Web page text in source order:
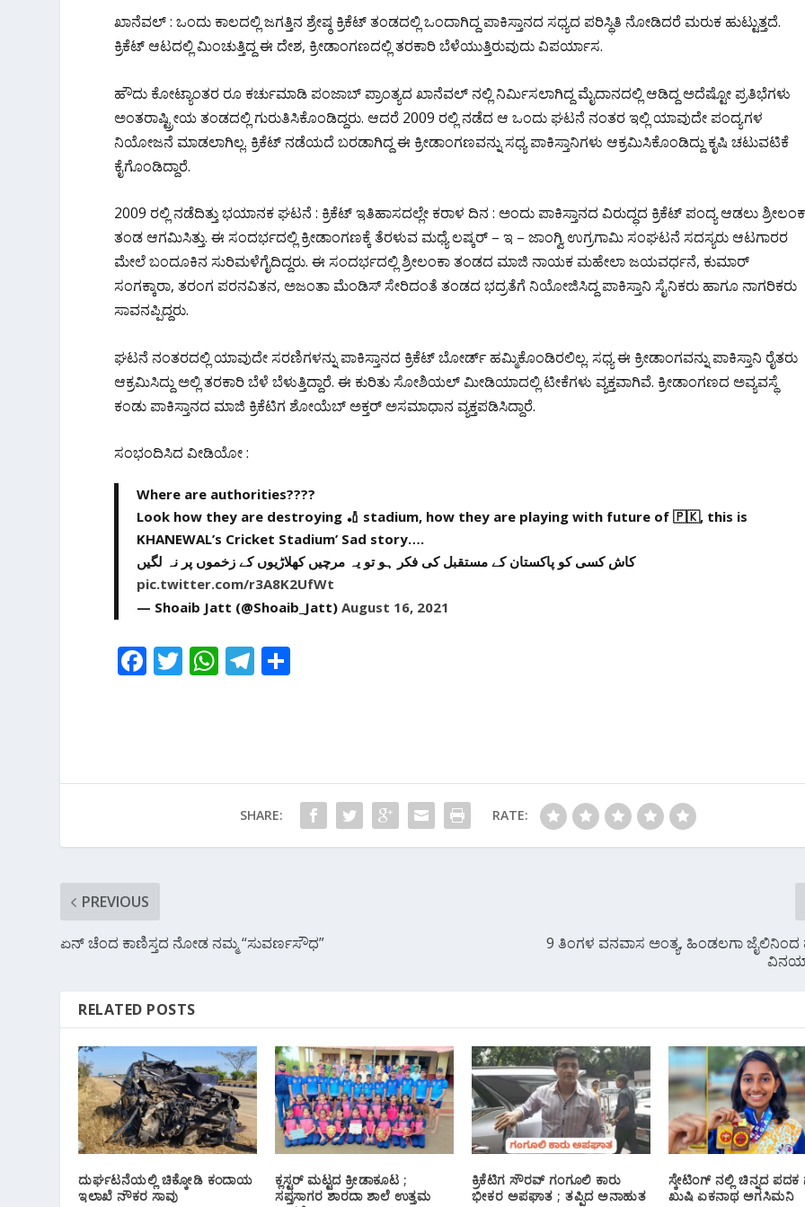
e
b
o
o
k
itt
er
at
s
A
p
p
e
gr
a
m
ar
e
ಖಾನೆವಲ್ : ಒಂದು ಕಾಲದಲ್ಲಿ ಜಗತ್ತಿನ ಶ್ರೇಷ್ಠ ಕ್ರಿಕೆಟ್ ತಂಡದಲ್ಲಿ ಒಂದಾಗಿದ್ದ ಪಾಕಿಸ್ತಾನದ ಸಧ್ಯದ ಪರಿಸ್ಥಿತಿ ನೋಡಿದರೆ ಮರುಕ ಹುಟ್ಟುತ್ತದೆ.
ಕ್ರಿಕೆಟ್ ಆಟದಲ್ಲಿ ಮಿಂಚುತ್ತಿದ್ದ ಈ ದೇಶ, ಕ್ರೀಡಾಂಗಣದಲ್ಲಿ ತರಕಾರಿ ಬೆಳೆಯುತ್ತಿರುವುದು ವಿಪರ್ಯಾಸ.
ಹೌದು ಕೋಟ್ಯಾಂತರ ರೂ ಕರ್ಚುಮಾಡಿ ಪಂಜಾಬ್ ಪ್ರಾಂತ್ಯದ ಖಾನೆವಲ್ ನಲ್ಲಿ ನಿರ್ಮಿಸಲಾಗಿದ್ದ ಮೈದಾನದಲ್ಲಿ ಆಡಿದ್ದ ಅದೆಷ್ಟೋ ಪ್ರತಿಭೆಗಳು
ಅಂತರಾಷ್ಟ್ರೀಯ ತಂಡದಲ್ಲಿ ಗುರುತಿಸಿಕೊಂಡಿದ್ದರು. ಆದರೆ 2009 ರಲ್ಲಿ‌ ನಡೆದ ಆ ಒಂದು ಘಟನೆ ನಂತರ ಇಲ್ಲಿ ಯಾವುದೇ ಪಂದ್ಯಗಳ
ನಿಯೋಜನೆ ಮಾಡಲಾಗಿಲ್ಲ. ಕ್ರಿಕೆಟ್ ನಡೆಯದೆ ಬರಡಾಗಿದ್ದ ಈ ಕ್ರೀಡಾಂಗಣವನ್ನು ಸಧ್ಯ ಪಾಕಿಸ್ತಾನಿಗಳು ಆಕ್ರಮಿಸಿಕೊಂಡಿದ್ದು ಕೃಷಿ ಚಟುವಟಿಕೆ
ಕೈಗೊಂಡಿದ್ದಾರೆ.
2009 ರಲ್ಲಿ ನಡೆದಿತ್ತು ಭಯಾನಕ ಘಟನೆ : ಕ್ರಿಕೆಟ್ ಇತಿಹಾಸದಲ್ಲೇ ಕರಾಳ ದಿನ : ಅಂದು ಪಾಕಿಸ್ತಾನದ ವಿರುದ್ಧದ ಕ್ರಿಕೆಟ್ ಪಂದ್ಯ ಆಡಲು
ತಂಡ ಆಗಮಿಸಿತ್ತು. ಈ ಸಂದರ್ಭದಲ್ಲಿ ಕ್ರೀಡಾಂಗಣಕ್ಕೆ ತೆರಳುವ ಮಧ್ಯೆ ಲಷ್ಕರ್ – ಇ – ಜಾಂಗ್ವಿ ಉಗ್ರಗಾಮಿ ಸಂಘಟನೆ ಸದಸ್ಯರು ಆಟಗಾರರ
ಮೇಲೆ ಬಂದೂಕಿನ ಸುರಿಮಳೆಗೈದಿದ್ದರು. ಈ ಸಂದರ್ಭದಲ್ಲಿ ಶ್ರೀಲಂಕಾ ತಂಡದ ಮಾಜಿ ನಾಯಕ ಮಹೇಲಾ ಜಯವರ್ಧನೆ, ಕುಮಾರ್
ಸಂಗಕ್ಕಾರಾ, ತರಂಗ ಪರನವಿತನ, ಅಜಂತಾ ಮೆಂಡಿಸ್ ಸೇರಿದಂತೆ ತಂಡದ ಭದ್ರತೆಗೆ ನಿಯೋಜಿಸಿದ್ದ ಪಾಕಿಸ್ತಾನಿ ಸೈನಿಕರು ಹಾಗೂ ನಾಗರಿಕರು
ಸಾವನಪ್ಪಿದ್ದರು.
ಘಟನೆ ನಂತರದಲ್ಲಿ ಯಾವುದೇ ಸರಣಿಗಳನ್ನು ಪಾಕಿಸ್ತಾನದ ಕ್ರಿಕೆಟ್ ಬೋರ್ಡ್ ಹಮ್ಮಿಕೊಂಡಿರಲಿಲ್ಲ. ಸಧ್ಯ ಈ ಕ್ರೀಡಾಂಗವನ್ನು ಪಾಕಿಸ್ತಾನಿ ರೈತರು
ಆಕ್ರಮಿಸಿದ್ದು ಅಲ್ಲಿ ತರಕಾರಿ ಬೆಳೆ ಬೆಳುತ್ತಿದ್ದಾರೆ. ಈ ಕುರಿತು ಸೋಶಿಯಲ್ ಮೀಡಿಯಾದಲ್ಲಿ ಟೀಕೆಗಳು ವ್ಯಕ್ತವಾಗಿವೆ. ಕ್ರೀಡಾಂಗಣದ ಅವ್ಯವಸ್ಥೆ
ಕಂಡು ಪಾಕಿಸ್ತಾನದ ಮಾಜಿ ಕ್ರಿಕೆಟಿಗ ಶೋಯೆಬ್‌ ಅಕ್ತರ್ ಅಸಮಾಧಾನ ವ್ಯಕ್ತಪಡಿಸಿದ್ದಾರೆ.
ಸಂಭಂದಿಸಿದ ವೀಡಿಯೋ :
Where are authorities????
Look how they are destroying 🏏 stadium, how they are playing with future of 🇵🇰, this is
KHANEWAL’s Cricket Stadium’ Sad story….
کاش کسی کو پاکستان کے مستقبل کی فکر ہو تو یہ مرچیں کھلاڑیوں کے زخموں پر نہ لگیں
pic.twitter.com/r3A8K2UfWt
— Shoaib Jatt (@Shoaib_Jatt)August 16, 2021
F
o
T W
A
T
a
m
SHARE: RATE:
PREVIOUS
ಏನ್ ಚೆಂದ ಕಾಣಿಸ್ತದ ನೋಡ ನಮ್ಮ “ಸುವರ್ಣಸೌಧ”
9 ತಿಂಗಳ ವನವಾಸ ಅಂತ್ಯ, ಹಿಂಡಲಗಾ
ವಿನಯ್
RELATED POSTS
ದುರ್ಘಟನೆಯಲ್ಲಿ ಚಿಕ್ಕೋಡಿ ಕಂದಾಯ
ಇಲಾಖೆ ನೌಕರ ಸಾವು
ಕ್ಲಸ್ಟರ್ ಮಟ್ಟದ ಕ್ರೀಡಾಕೂಟ ;
ಸಪ್ತಸಾಗರ ಶಾರದಾ ಶಾಲೆ ಉತ್ತಮ
ಕ್ರಿಕೆಟಿಗ ಸೌರವ್ ಗಂಗೂಲಿ ಕಾರು
ಭೀಕರ ಅಪಘಾತ ; ತಪ್ಪಿದ ಅನಾಹುತ
ಸ್ಕೇಟಿಂಗ್ ನಲ್ಲಿ ಚಿನ್ನದ ಪದಕ
ಖುಷಿ ಏಕನಾಥ ಅಗಸಿಮನಿ